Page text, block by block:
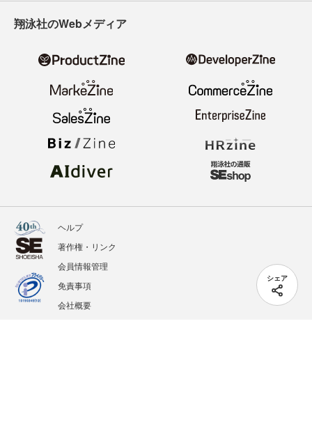
シェア
翔泳社のWebメディア
ヘルプ
著作権・リンク
会員情報管理
免責事項
会社概要